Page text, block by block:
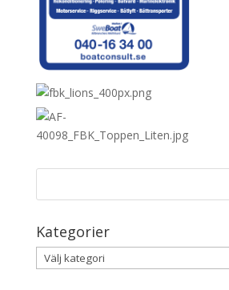
Kategorier
Kategorier